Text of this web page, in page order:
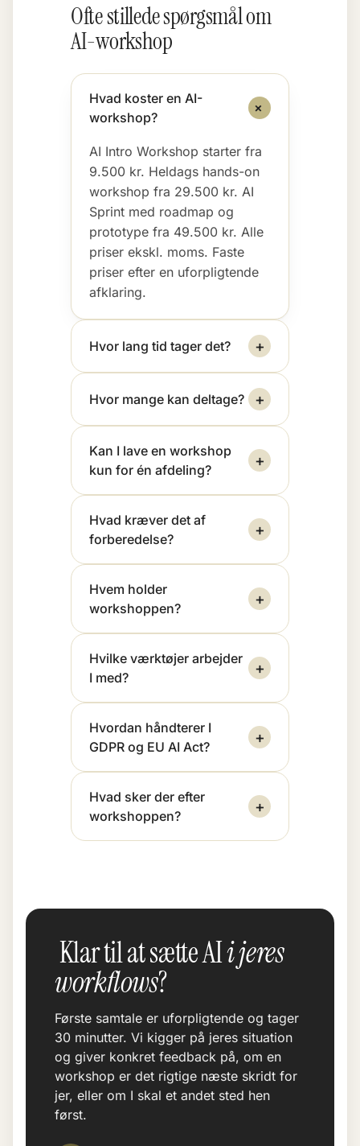
Ofte stillede spørgsmål om
AI-workshop
Hvad koster en AI-
workshop?
+
AI Intro Workshop starter fra
9.500 kr. Heldags hands-on
workshop fra 29.500 kr. AI
Sprint med roadmap og
prototype fra 49.500 kr. Alle
priser ekskl. moms. Faste
priser efter en uforpligtende
afklaring.
Hvor lang tid tager det? +
Hvor mange kan deltage? +
Kan I lave en workshop
kun for én afdeling?
+
Hvad kræver det af
forberedelse?
+
Hvem holder
workshoppen?
+
Hvilke værktøjer arbejder
I med?
+
Hvordan håndterer I
GDPR og EU AI Act?
+
Hvad sker der efter
workshoppen?
+
Klar til at sætte AIi jeres
workflows?
Første samtale er uforpligtende og tager
30 minutter. Vi kigger på jeres situation
og giver konkret feedback på, om en
workshop er det rigtige næste skridt for
jer, eller om I skal et andet sted hen
først.